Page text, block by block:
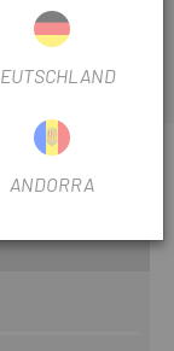
DRY-PACK
ANDORRA